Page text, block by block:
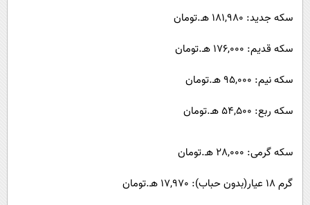
سکه جدید: 181,980 هـ.تومان
سکه قدیم: 176,000 هـ.تومان
سکه نیم: 95,000 هـ.تومان
سکه ربع: 54,500 هـ.تومان
سکه گرمی: 28,000 هـ.تومان
گرم ۱۸ عیار(بدون حباب): 17,970 هـ.تومان